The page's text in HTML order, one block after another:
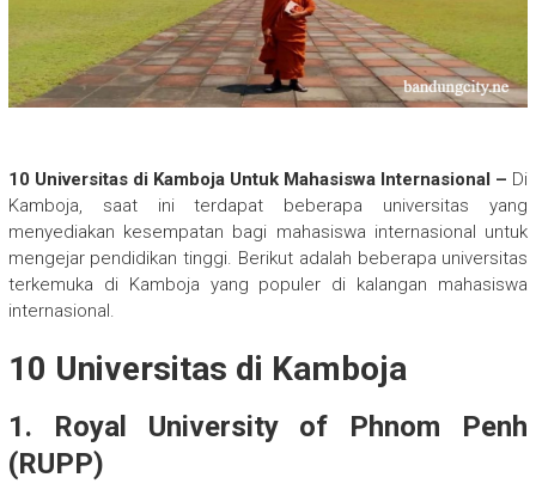
10 Universitas di Kamboja Untuk Mahasiswa Internasional – Di
Kamboja, saat ini terdapat beberapa universitas yang
menyediakan kesempatan bagi mahasiswa internasional untuk
mengejar pendidikan tinggi. Berikut adalah beberapa universitas
terkemuka di Kamboja yang populer di kalangan mahasiswa
internasional.
10 Universitas di Kamboja
1. Royal University of Phnom Penh
(RUPP)